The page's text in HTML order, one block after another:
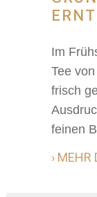
Im
Tee
frisch
feinen
› MEHR